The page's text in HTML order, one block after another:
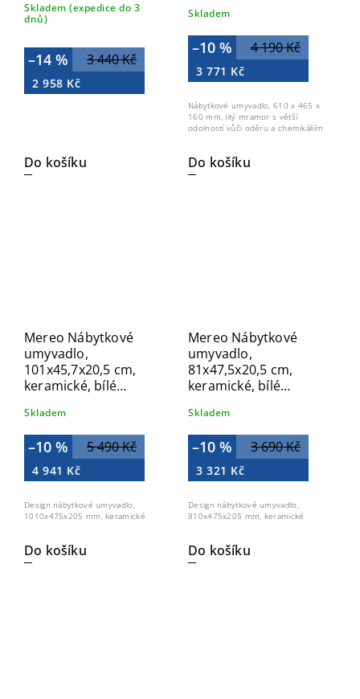
Skladem (expedice do 3
dnů)
3 440 Kč
–14 %
2 958 Kč
Do košíku
Skladem
4 190 Kč
–10 %
3 771 Kč
Do košíku
Nábytkové umyvadlo, 610 x 465 x
160 mm, litý mramor s větší
odolností vůči oděru a chemikáliím
Mereo Nábytkové
umyvadlo,
101x45,7x20,5 cm,
keramické, bílé
Skladem
5 490 Kč
–10 %
4 941 Kč
Do košíku
Design nábytkové umyvadlo,
1010x475x205 mm, keramické
Mereo Nábytkové
umyvadlo,
81x47,5x20,5 cm,
keramické, bílé
Skladem
3 690 Kč
–10 %
3 321 Kč
Do košíku
Design nábytkové umyvadlo,
810x475x205 mm, keramické